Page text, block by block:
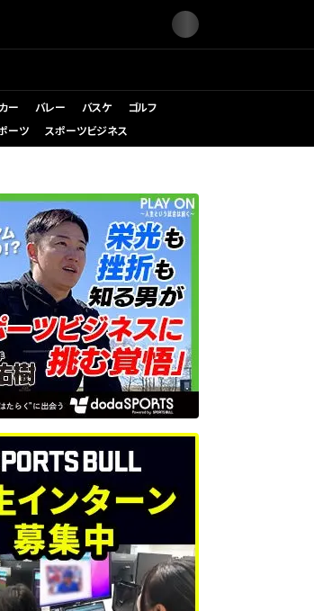
ー バレー バスケ
ゴルフ
ーツ スポーツビジネス